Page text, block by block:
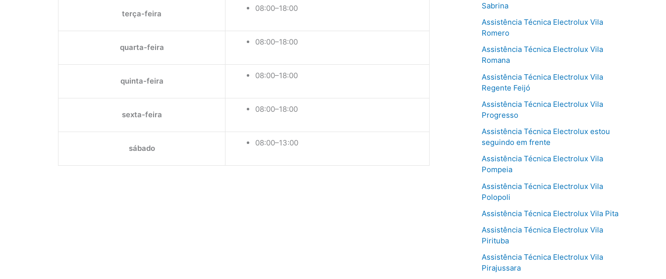
terça-feira
08:00–18:00
quarta-feira
08:00–18:00
quinta-feira
08:00–18:00
sexta-feira
08:00–18:00
sábado
08:00–13:00
Sabrina
Assistência Técnica Electrolux Vila
Romero
Assistência Técnica Electrolux Vila
Romana
Assistência Técnica Electrolux Vila
Regente Feijó
Assistência Técnica Electrolux Vila
Progresso
Assistência Técnica Electrolux estou
seguindo em frente
Assistência Técnica Electrolux Vila
Pompeia
Assistência Técnica Electrolux Vila
Polopoli
Assistência Técnica Electrolux Vila Pita
Assistência Técnica Electrolux Vila
Pirituba
Assistência Técnica Electrolux Vila
Pirajussara